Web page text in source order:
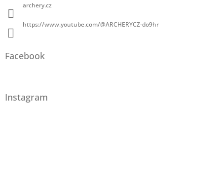
archery.cz
https://www.youtube.com/@ARCHERYCZ-do9hr
Facebook
Instagram